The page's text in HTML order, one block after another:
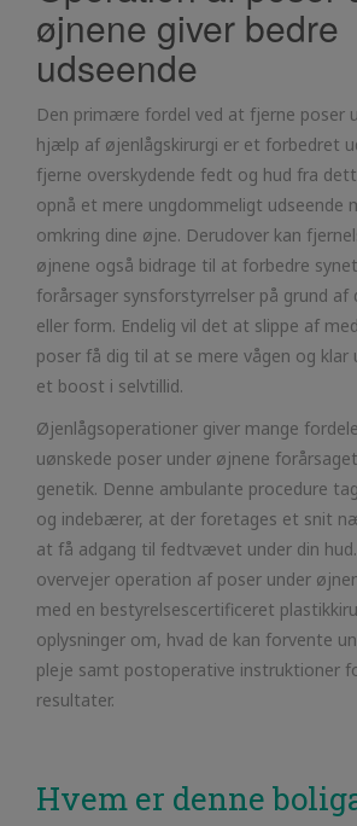
øjnene giver bedre
udseende
Den primære fordel ved at fjerne poser
hjælp af øjenlågskirurgi er et forbedret
fjerne overskydende fedt og hud fra
opnå et mere ungdommeligt udseende
omkring dine øjne. Derudover kan
øjnene også bidrage til at forbedre
forårsager synsforstyrrelser på grund af
eller form. Endelig vil det at slippe af
poser få dig til at se mere vågen og klar
et boost i selvtillid.
Øjenlågsoperationer giver mange
uønskede poser under øjnene
genetik. Denne ambulante procedure
og indebærer, at der foretages et snit
at få adgang til fedtvævet under din
overvejer operation af poser under
med en bestyrelsescertificeret
oplysninger om, hvad de kan forvente
pleje samt postoperative instruktioner
resultater.
Hvem er denne